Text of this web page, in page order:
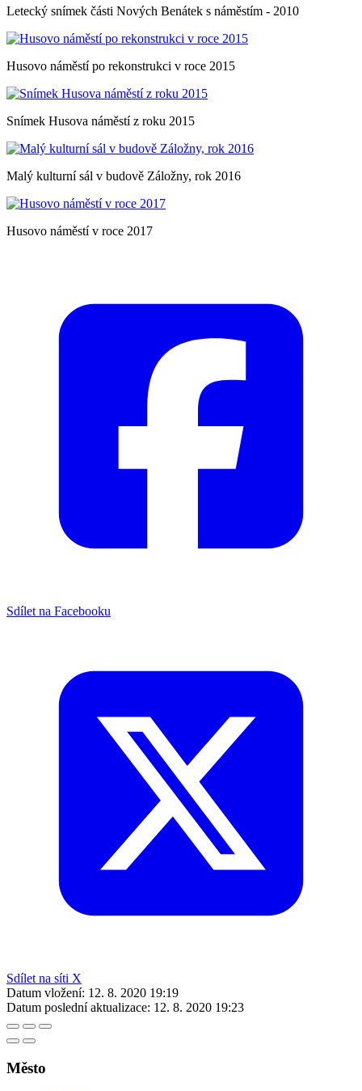
Letecký snímek části Nových Benátek s náměstím - 2010
Husovo náměstí po rekonstrukci v roce 2015
Snímek Husova náměstí z roku 2015
Malý kulturní sál v budově Záložny, rok 2016
Husovo náměstí v roce 2017
Sdílet na Facebooku
Sdílet na síti X
Datum vložení: 12. 8. 2020 19:19
Datum poslední aktualizace: 12. 8. 2020 19:23
Město